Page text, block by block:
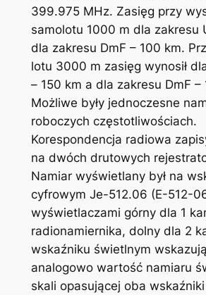
399.975 MHz. Zasięg przy
samolotu 1000 m dla zakresu
dla zakresu DmF – 100 km.
lotu 3000 m zasięg wynosił
– 150 km a dla zakresu DmF –
Możliwe były jednoczesne
roboczych częstotliwościach.
Korespondencja radiowa
na dwóch drutowych
Namiar wyświetlany był na
cyfrowym Je-512.06 (E-512-
wyświetlaczami górny dla 1
radionamiernika, dolny dla 2
wskaźniku świetlnym
analogowo wartość namiaru
skali opasującej oba